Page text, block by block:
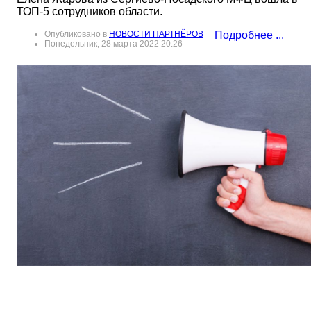
ТОП-5 сотрудников области.
Опубликовано в НОВОСТИ ПАРТНЁРОВ
Понедельник, 28 марта 2022 20:26
Подробнее ...